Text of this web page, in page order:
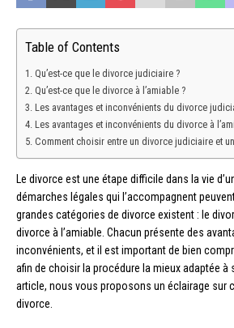
Table of Contents
Qu’est-ce que le divorce judiciaire ?
Qu’est-ce que le divorce à l’amiable ?
Les avantages et inconvénients du divorce
Les avantages et inconvénients du divorce à
Comment choisir entre un divorce judiciaire et
Le divorce est une étape difficile dans la vie
démarches légales qui l’accompagnent
grandes catégories de divorce existent : le
divorce à l’amiable. Chacun présente des
inconvénients, et il est important de bien
afin de choisir la procédure la mieux adaptée à
article, nous vous proposons un éclairage sur
divorce.